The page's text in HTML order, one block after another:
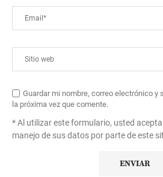
Guardar mi nombre, correo electrónico y
la próxima vez que comente.
* Al utilizar este formulario, usted
manejo de sus datos por parte de este